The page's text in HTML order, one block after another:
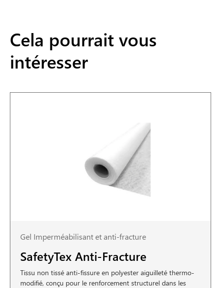
Cela pourrait vous
intéresser
Gel Imperméabilisant et anti-fracture
SafetyTex Anti-Fracture
Tissu non tissé anti-fissure en polyester aiguilleté thermo-
modifié, conçu pour le renforcement structurel dans les